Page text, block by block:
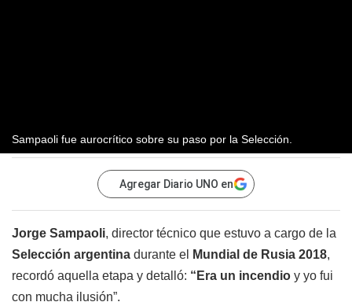
Sampaoli fue aurocrítico sobre su paso por la Selección.
Agregar Diario UNO en
Jorge Sampaoli, director técnico que estuvo a cargo de la
Selección argentina durante el Mundial de Rusia 2018,
recordó aquella etapa y detalló: “Era un incendio y yo fui
con mucha ilusión”.